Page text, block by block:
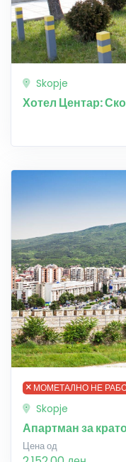
Skopje
Хотел Центар:
МОМЕТАЛНО НЕ
Skopje
Апартман за
Цена од